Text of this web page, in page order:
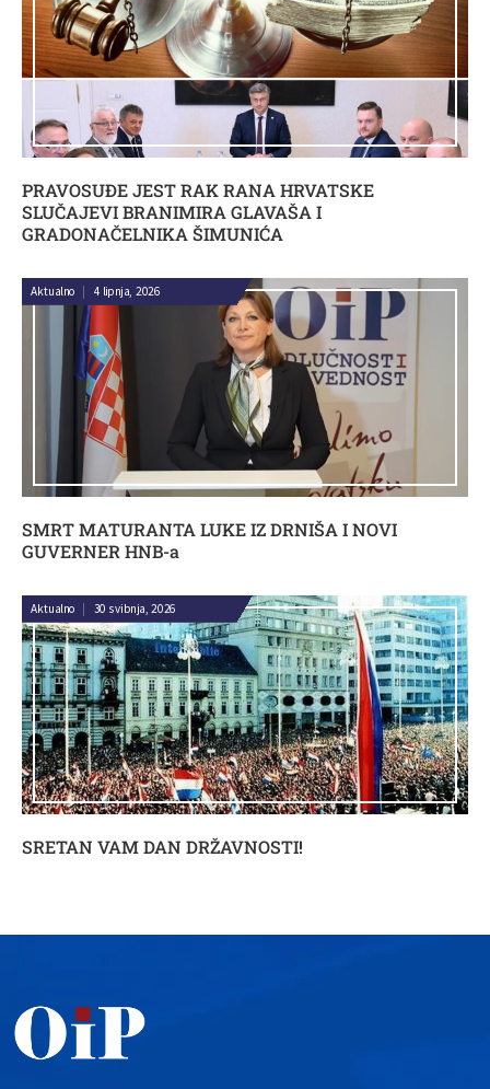
PRAVOSUĐE JEST RAK RANA HRVATSKE
SLUČAJEVI BRANIMIRA GLAVAŠA I
GRADONAČELNIKA ŠIMUNIĆA
SMRT MATURANTA LUKE IZ DRNIŠA I NOVI
GUVERNER HNB-a
Aktualno | 4 lipnja, 2026
SRETAN VAM DAN DRŽAVNOSTI!
Aktualno | 30 svibnja, 2026